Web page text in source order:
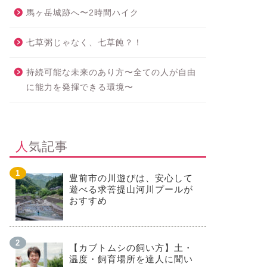
馬ヶ岳城跡へ〜2時間ハイク
七草粥じゃなく、七草飩？！
持続可能な未来のあり方〜全ての人が自由
に能力を発揮できる環境〜
人気記事
豊前市の川遊びは、安心して
遊べる求菩提山河川プールが
おすすめ
【カブトムシの飼い方】土・
温度・飼育場所を達人に聞い